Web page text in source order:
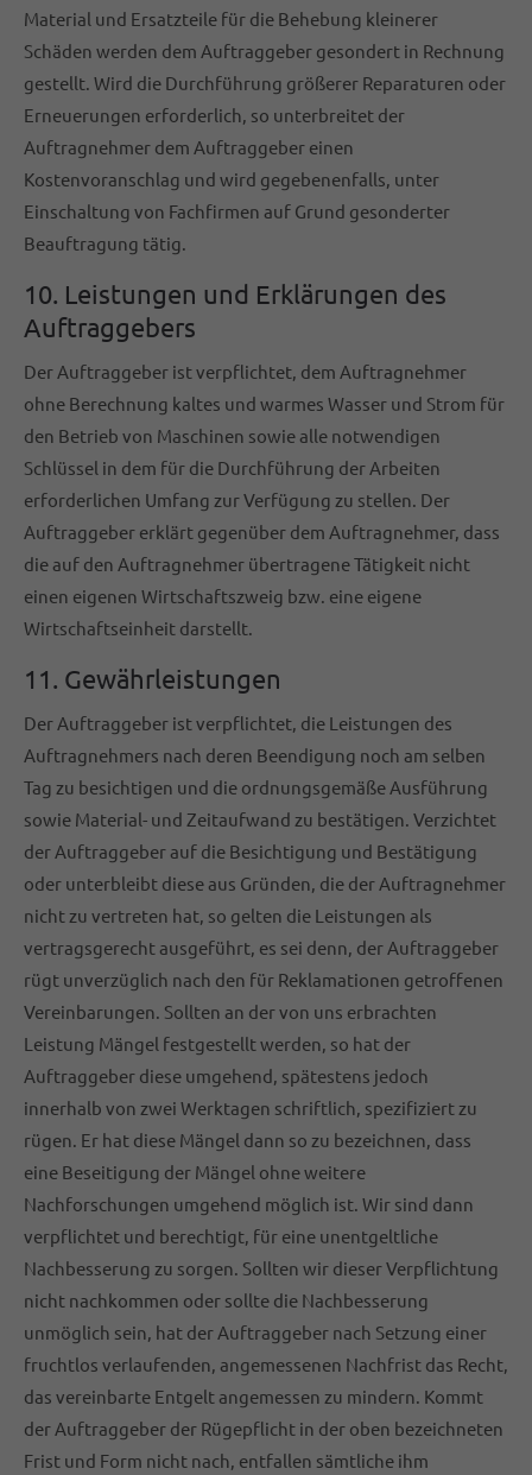
Material und Ersatzteile für die Behebung kleinerer
Schäden werden dem Auftraggeber gesondert in Rechnung
gestellt. Wird die Durchführung größerer Reparaturen oder
Erneuerungen erforderlich, so unterbreitet der
Auftragnehmer dem Auftraggeber einen
Kostenvoranschlag und wird gegebenenfalls, unter
Einschaltung von Fachfirmen auf Grund gesonderter
Beauftragung tätig.
10. Leistungen und Erklärungen des
Auftraggebers
Der Auftraggeber ist verpflichtet, dem Auftragnehmer
ohne Berechnung kaltes und warmes Wasser und Strom für
den Betrieb von Maschinen sowie alle notwendigen
Schlüssel in dem für die Durchführung der Arbeiten
erforderlichen Umfang zur Verfügung zu stellen. Der
Auftraggeber erklärt gegenüber dem Auftragnehmer, dass
die auf den Auftragnehmer übertragene Tätigkeit nicht
einen eigenen Wirtschaftszweig bzw. eine eigene
Wirtschaftseinheit darstellt.
11. Gewährleistungen
Der Auftraggeber ist verpflichtet, die Leistungen des
Auftragnehmers nach deren Beendigung noch am selben
Tag zu besichtigen und die ordnungsgemäße Ausführung
sowie Material- und Zeitaufwand zu bestätigen. Verzichtet
der Auftraggeber auf die Besichtigung und Bestätigung
oder unterbleibt diese aus Gründen, die der Auftragnehmer
nicht zu vertreten hat, so gelten die Leistungen als
vertragsgerecht ausgeführt, es sei denn, der Auftraggeber
rügt unverzüglich nach den für Reklamationen getroffenen
Vereinbarungen. Sollten an der von uns erbrachten
Leistung Mängel festgestellt werden, so hat der
Auftraggeber diese umgehend, spätestens jedoch
innerhalb von zwei Werktagen schriftlich, spezifiziert zu
rügen. Er hat diese Mängel dann so zu bezeichnen, dass
eine Beseitigung der Mängel ohne weitere
Nachforschungen umgehend möglich ist. Wir sind dann
verpflichtet und berechtigt, für eine unentgeltliche
Nachbesserung zu sorgen. Sollten wir dieser Verpflichtung
nicht nachkommen oder sollte die Nachbesserung
unmöglich sein, hat der Auftraggeber nach Setzung einer
fruchtlos verlaufenden, angemessenen Nachfrist das Recht,
das vereinbarte Entgelt angemessen zu mindern. Kommt
der Auftraggeber der Rügepflicht in der oben bezeichneten
Frist und Form nicht nach, entfallen sämtliche ihm